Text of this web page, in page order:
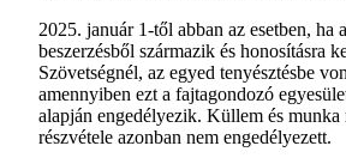
2025. január 1-től abban az esetben, ha
beszerzésből származik és honosításra
Szövetségnél, az egyed tenyésztésbe
amennyiben ezt a fajtagondozó
alapján engedélyezik. Küllem és
részvétele azonban nem engedélyezett.